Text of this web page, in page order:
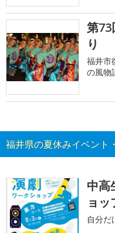
第73
り
福井市
の風物
福井県の夏休みイベント
中高
ョッ
自分だ